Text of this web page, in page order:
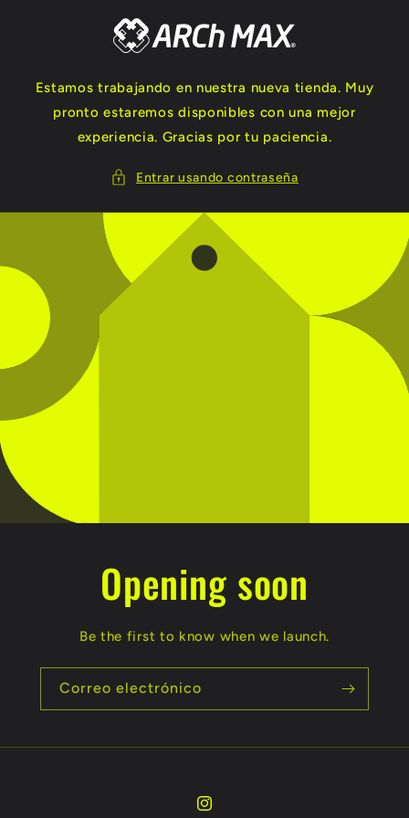
Estamos trabajando en nuestra nueva tienda. Muy
pronto estaremos disponibles con una mejor
experiencia. Gracias por tu paciencia.
Entrar usando contraseña
Opening soon
Be the first to know when we launch.
Correo electrónico
Instagram